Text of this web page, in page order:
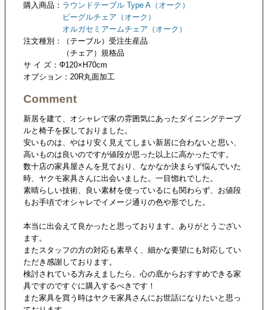
購入商品： ラウンドテーブル Type A（オーク）
ビーグルチェア（オーク）
オルガセミアームチェア（オーク）
注文種別：（テーブル）受注生産品
（チェア）規格品
サ イ ズ：Φ120×H70cm
オプション：20R丸面加工
Comment
新居を建て、オシャレで家の雰囲気にあったダイニングテーブ
ルと椅子を探しておりました。
安いものは、やはり安く見えてしまい新居に合わないと思い、
高いものは良いのですが値段が思った以上に高かったです。
数十店の家具屋さんを見ており、なかなか決まらず悩んでいた
時、ヤクモ家具さんに出会いました。一目惚れでした。
素晴らしい技術、良い素材を使っているにも関わらず、お値段
もお手頃でオシャレでイメージ通りの色や形でした。
本当に出会えて良かったと思っております。ありがとうござい
ます。
またスタッフの方の対応も素早く、細かな要望にも対応してい
ただき感謝しております。
検討されている方みえましたら、心の底からおすすめできる家
具ですのですぐに購入するべきです！
また家具を買う時はヤクモ家具さんにお世話になりたいと思っ